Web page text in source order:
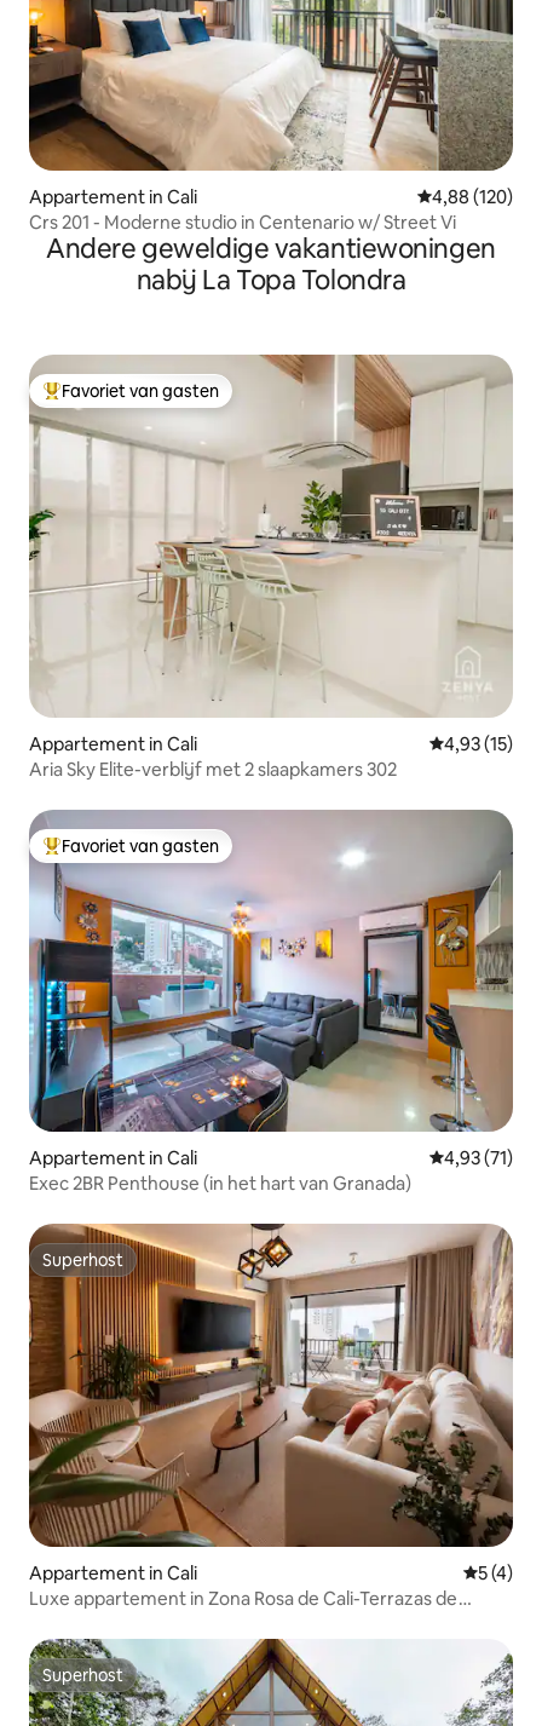
Appartement in Cali Gemiddelde
4,88 (120)
Crs 201 - Moderne studio in Centenario w/ Street Vi
Andere geweldige vakantiewoningen
nabij La Topa Tolondra
Topfavoriet van gasten
Favoriet van gasten
Appartement in Cali Gemiddelde
4,93 (15)
Aria Sky Elite-verblijf met 2 slaapkamers 302
Topfavoriet van gasten
Favoriet van gasten
Appartement in Cali Gemiddelde
4,93 (71)
Exec 2BR Penthouse (in het hart van Granada)
Superhost
Superhost
Appartement in Cali
5 (4)
Luxe appartement in Zona Rosa de Cali-Terrazas de
Superhost
Superhost